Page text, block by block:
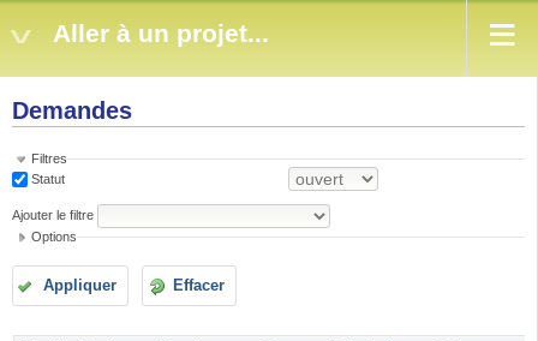
Aller à un projet...
Demandes
Filtres
Statut
Ajouter le filtre
Options
Appliquer Effacer